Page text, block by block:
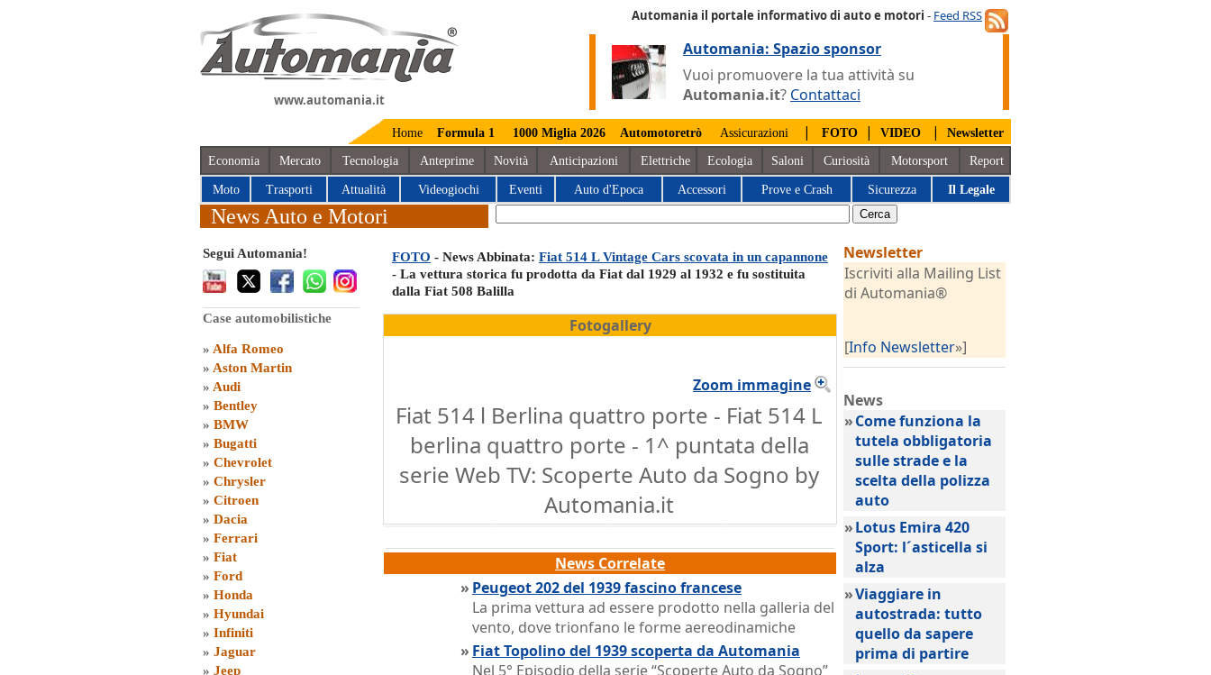
www.automania.it
Automania il portale informativo di auto e motori - Feed RSS
Automania: Spazio sponsor
Vuoi promuovere la tua attività su
Automania.it? Contattaci
Home Formula 1 1000 Miglia 2026 Automotoretrò Assicurazioni | FOTO | VIDEO | Newsletter
Economia Mercato Tecnologia Anteprime Novità Anticipazioni Elettriche Ecologia Saloni Curiosità Motorsport Report
Moto Trasporti Attualità Videogiochi Eventi Auto d'Epoca Accessori Prove e Crash Sicurezza Il Legale
News Auto e Motori
Segui Automania!
Case automobilistiche
» Alfa Romeo
» Aston Martin
» Audi
» Bentley
» BMW
» Bugatti
» Chevrolet
» Chrysler
» Citroen
» Dacia
» Ferrari
» Fiat
» Ford
» Honda
» Hyundai
» Infiniti
» Jaguar
» Jeep
FOTO - News Abbinata: Fiat 514 L Vintage Cars scovata in un capannone
- La vettura storica fu prodotta da Fiat dal 1929 al 1932 e fu sostituita
dalla Fiat 508 Balilla
Fotogallery
Zoom immagine
Fiat 514 l Berlina quattro porte - Fiat 514 L
berlina quattro porte - 1^ puntata della
serie Web TV: Scoperte Auto da Sogno by
Automania.it
News Correlate
» Peugeot 202 del 1939 fascino francese
La prima vettura ad essere prodotto nella galleria del
vento, dove trionfano le forme aereodinamiche
» Fiat Topolino del 1939 scoperta da Automania
Nel 5° Episodio della serie “Scoperte Auto da Sogno”
Newsletter
Iscriviti alla Mailing List
di Automania®
[Info Newsletter»]
News
»Come funziona la
tutela obbligatoria
sulle strade e la
scelta della polizza
auto
»Lotus Emira 420
Sport: l´asticella si
alza
»Viaggiare in
autostrada: tutto
quello da sapere
prima di partire